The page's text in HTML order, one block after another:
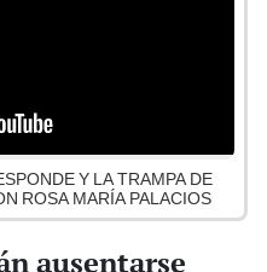
Y LA TRAMPA DE
ROSA MARÍA PALACIOS
ausentarse